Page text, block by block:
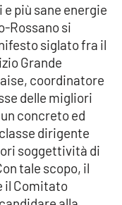
più sane energie
Rossano si
siglato fra il
Grande
coordinatore
delle migliori
concreto ed
dirigente
soggettività di
tale scopo, il
il Comitato